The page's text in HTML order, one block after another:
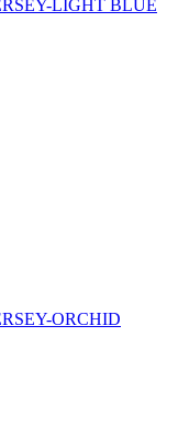
LIGHT BLUE
ORCHID